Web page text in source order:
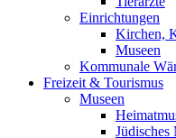
Einrichtungen
Kirchen,
Museen
Kommunale
Freizeit & Tourismus
Museen
Jüdisches